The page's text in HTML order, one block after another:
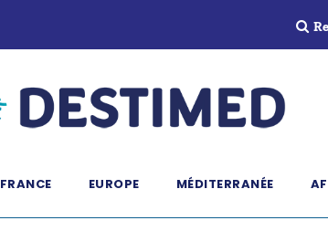
FRANCE EUROPE MÉDITERRANÉE